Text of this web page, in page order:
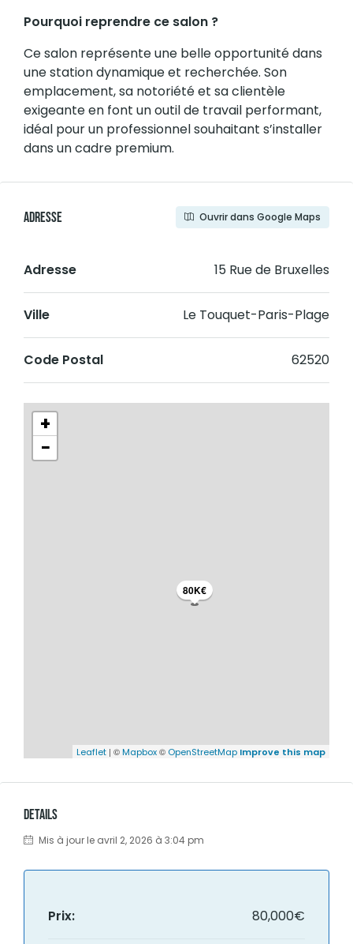
Pourquoi reprendre ce salon ?
Ce salon représente une belle opportunité dans
une station dynamique et recherchée. Son
emplacement, sa notoriété et sa clientèle
exigeante en font un outil de travail performant,
idéal pour un professionnel souhaitant s’installer
dans un cadre premium.
Adresse Ouvrir dans Google Maps
Adresse 15 Rue de Bruxelles
Ville Le Touquet-Paris-Plage
Code Postal 62520
80K€
+
−
Leaflet | © Mapbox© OpenStreetMap Improve this map
Details
Mis à jour le avril 2, 2026 à 3:04 pm
Prix: 80,000€